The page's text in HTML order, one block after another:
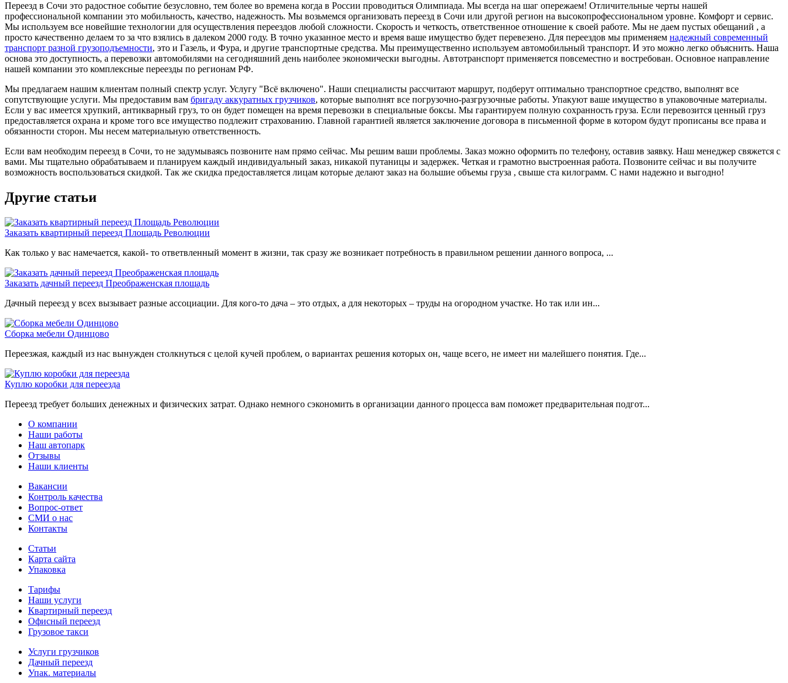
Переезд в Сочи это радостное событие безусловно, тем более во времена когда в России проводиться Олимпиада. Мы всегда на шаг опережаем! Отличительные черты нашей
профессиональной компании это мобильность, качество, надежность. Мы возьмемся организовать переезд в Сочи или другой регион на высокопрофессиональном уровне. Комфорт и сервис.
Мы используем все новейшие технологии для осуществления переездов любой сложности. Скорость и четкость, ответственное отношение к своей работе. Мы не даем пустых обещаний , а
просто качественно делаем то за что взялись в далеком 2000 году. В точно указанное место и время ваше имущество будет перевезено. Для переездов мы применяем надежный современный
транспорт разной грузоподъемности, это и Газель, и Фура, и другие транспортные средства. Мы преимущественно используем автомобильный транспорт. И это можно легко объяснить. Наша
основа это доступность, а перевозки автомобилями на сегодняшний день наиболее экономически выгодны. Автотранспорт применяется повсеместно и востребован. Основное направление
нашей компании это комплексные переезды по регионам РФ.
Мы предлагаем нашим клиентам полный спектр услуг. Услугу "Всё включено". Наши специалисты рассчитают маршрут, подберут оптимально транспортное средство, выполнят все
сопутствующие услуги. Мы предоставим вам бригаду аккуратных грузчиков, которые выполнят все погрузочно-разгрузочные работы. Упакуют ваше имущество в упаковочные материалы.
Если у вас имеется хрупкий, антикварный груз, то он будет помещен на время перевозки в специальные боксы. Мы гарантируем полную сохранность груза. Если перевозится ценный груз
предоставляется охрана и кроме того все имущество подлежит страхованию. Главной гарантией является заключение договора в письменной форме в котором будут прописаны все права и
обязанности сторон. Мы несем материальную ответственность.
Если вам необходим переезд в Сочи, то не задумываясь позвоните нам прямо сейчас. Мы решим ваши проблемы. Заказ можно оформить по телефону, оставив заявку. Наш менеджер свяжется с
вами. Мы тщательно обрабатываем и планируем каждый индивидуальный заказ, никакой путаницы и задержек. Четкая и грамотно выстроенная работа. Позвоните сейчас и вы получите
возможность воспользоваться скидкой. Так же скидка предоставляется лицам которые делают заказ на большие объемы груза , свыше ста килограмм. С нами надежно и выгодно!
Другие статьи
Заказать квартирный переезд Площадь Революции
Как только у вас намечается, какой- то ответвленный момент в жизни, так сразу же возникает потребность в правильном решении данного вопроса, ...
Заказать дачный переезд Преображенская площадь
Дачный переезд у всех вызывает разные ассоциации. Для кого-то дача – это отдых, а для некоторых – труды на огородном участке. Но так или ин...
Сборка мебели Одинцово
Переезжая, каждый из нас вынужден столкнуться с целой кучей проблем, о вариантах решения которых он, чаще всего, не имеет ни малейшего понятия. Где...
Куплю коробки для переезда
Переезд требует больших денежных и физических затрат. Однако немного сэкономить в организации данного процесса вам поможет предварительная подгот...
О компании
Наши работы
Наш автопарк
Отзывы
Наши клиенты
Вакансии
Контроль качества
Вопрос-ответ
СМИ о нас
Контакты
Статьи
Карта сайта
Упаковка
Тарифы
Наши услуги
Квартирный переезд
Офисный переезд
Грузовое такси
Услуги грузчиков
Дачный переезд
Упак. материалы